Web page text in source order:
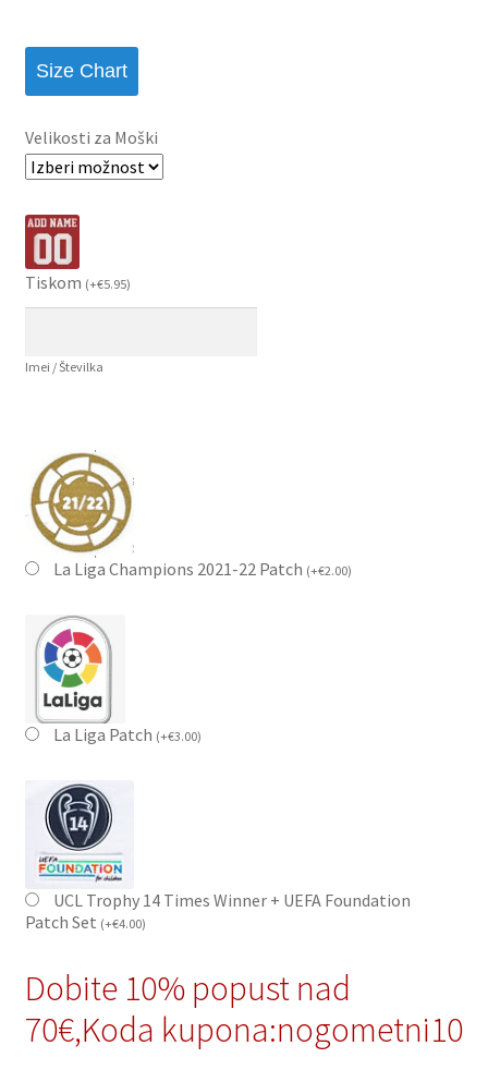
Size Chart
Velikosti za Moški
Tiskom (+€5.95)
Imei / Številka
La Liga Champions 2021-22 Patch (+€2.00)
La Liga Patch (+€3.00)
UCL Trophy 14 Times Winner + UEFA Foundation
Patch Set (+€4.00)
Dobite 10% popust nad
70€,Koda kupona:nogometni10